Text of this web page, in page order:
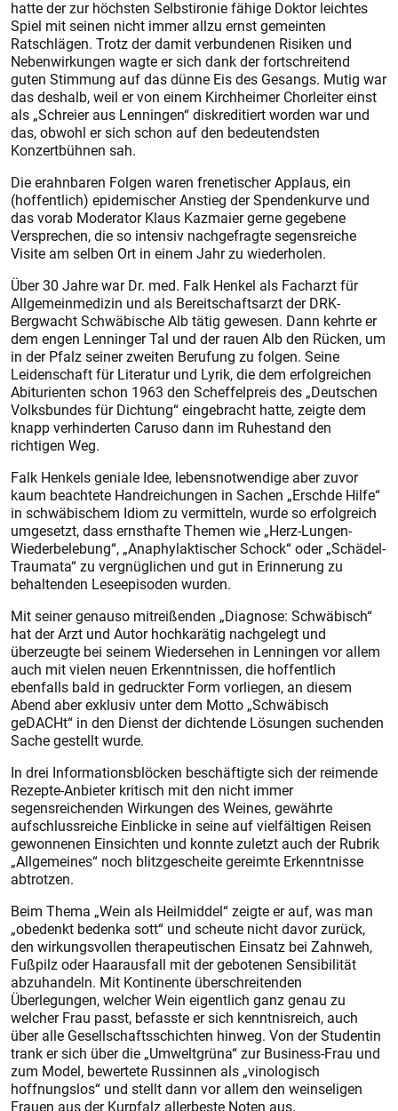
hatte der zur höchsten Selbstironie fähige Doktor leichtes
Spiel mit seinen nicht immer allzu ernst gemeinten
Ratschlägen. Trotz der damit verbundenen Risiken und
Nebenwirkungen wagte er sich dank der fortschreitend
guten Stimmung auf das dünne Eis des Gesangs. Mutig war
das deshalb, weil er von einem Kirchheimer Chorleiter einst
als „Schreier aus Lenningen“ diskreditiert worden war und
das, obwohl er sich schon auf den bedeutendsten
Konzertbühnen sah.
Die erahnbaren Folgen waren frenetischer Applaus, ein
(hoffentlich) epidemischer Anstieg der Spendenkurve und
das vorab Moderator Klaus Kazmaier gerne gegebene
Versprechen, die so intensiv nachgefragte segensreiche
Visite am selben Ort in einem Jahr zu wiederholen.
Über 30 Jahre war Dr. med. Falk Henkel als Facharzt für
Allgemeinmedizin und als Bereitschaftsarzt der DRK-
Bergwacht Schwäbische Alb tätig gewesen. Dann kehrte er
dem engen Lenninger Tal und der rauen Alb den Rücken, um
in der Pfalz seiner zweiten Berufung zu folgen. Seine
Leidenschaft für Literatur und Lyrik, die dem erfolgreichen
Abiturienten schon 1963 den Scheffelpreis des „Deutschen
Volksbundes für Dichtung“ eingebracht hatte, zeigte dem
knapp verhinderten Caruso dann im Ruhestand den
richtigen Weg.
Falk Henkels geniale Idee, lebensnotwendige aber zuvor
kaum beachtete Handreichungen in Sachen „Erschde Hilfe“
in schwäbischem Idiom zu vermitteln, wurde so erfolgreich
umgesetzt, dass ernsthafte Themen wie „Herz-Lungen-
Wiederbelebung“, „Anaphylaktischer Schock“ oder „Schädel-
Traumata“ zu vergnüglichen und gut in Erinnerung zu
behaltenden Leseepisoden wurden.
Mit seiner genauso mitreißenden „Diagnose: Schwäbisch“
hat der Arzt und Autor hochkarätig nachgelegt und
überzeugte bei seinem Wiedersehen in Lenningen vor allem
auch mit vielen neuen Erkenntnissen, die hoffentlich
ebenfalls bald in gedruckter Form vorliegen, an diesem
Abend aber exklusiv unter dem Motto „Schwäbisch
geDACHt“ in den Dienst der dichtende Lösungen suchenden
Sache gestellt wurde.
In drei Informationsblöcken beschäftigte sich der reimende
Rezepte-Anbieter kritisch mit den nicht immer
segensreichenden Wirkungen des Weines, gewährte
aufschlussreiche Einblicke in seine auf vielfältigen Reisen
gewonnenen Einsichten und konnte zuletzt auch der Rubrik
„Allgemeines“ noch blitzgescheite gereimte Erkenntnisse
abtrotzen.
Beim Thema „Wein als Heilmiddel“ zeigte er auf, was man
„obedenkt bedenka sott“ und scheute nicht davor zurück,
den wirkungsvollen therapeutischen Einsatz bei Zahnweh,
Fußpilz oder Haarausfall mit der gebotenen Sensibilität
abzuhandeln. Mit Kontinente überschreitenden
Überlegungen, welcher Wein eigentlich ganz genau zu
welcher Frau passt, befasste er sich kenntnisreich, auch
über alle Gesellschaftsschichten hinweg. Von der Studentin
trank er sich über die „Umweltgrüna“ zur Business-Frau und
zum Model, bewertete Russinnen als „vinologisch
hoffnungslos“ und stellt dann vor allem den weinseligen
Frauen aus der Kurpfalz allerbeste Noten aus.